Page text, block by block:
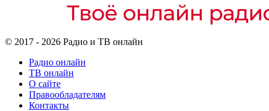
© 2017 - 2026 Радио и ТВ онлайн
Радио онлайн
ТВ онлайн
О сайте
Правообладателям
Контакты